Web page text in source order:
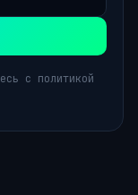
с политикой